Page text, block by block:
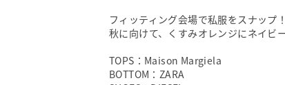
フィッティング会場で私服をスナップ！
秋に向けて、くすみオレンジにネイビ
TOPS：Maison Margiela
BOTTOM：ZARA